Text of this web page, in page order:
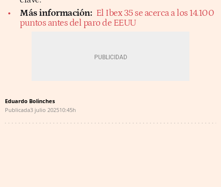
Más información: El Ibex 35 se acerca a los 14.100
puntos antes del paro de EEUU
Eduardo Bolinches
Publicada3 julio 202510:45h